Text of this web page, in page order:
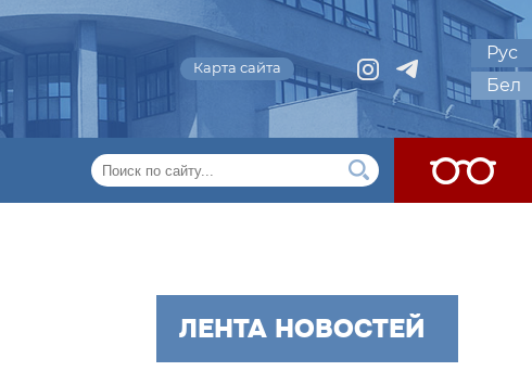
Карта сайта
Рус
Бел
ЛЕНТА НОВОСТЕЙ